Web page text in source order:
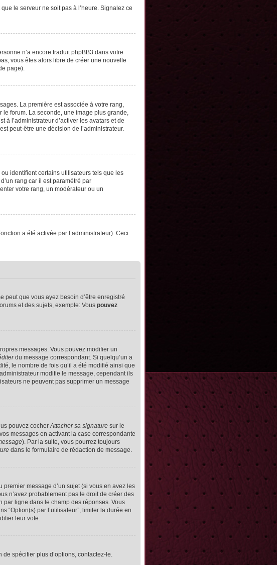
le serveur ne soit pas à l’heure. Signalez ce
n’a encore traduit phpBB3 dans votre
vous êtes alors libre de créer une nouvelle
page).
La première est associée à votre rang,
forum. La seconde, une image plus grande,
à l’administrateur d’activer les avatars et de
peut-être une décision de l’administrateur.
identifient certains utilisateurs tels que les
rang car il est paramétré par
votre rang, un modérateur ou un
a été activée par l’administrateur). Ceci
peut que vous ayez besoin d’être enregistré
et des sujets, exemple: Vous pouvez
messages. Vous pouvez modifier un
du message correspondant. Si quelqu’un a
le nombre de fois qu’il a été modifié ainsi que
modifie le message, cependant ils
ne peuvent pas supprimer un message
pouvez cocherAttacher sa signature sur le
messages en activant la case correspondante
). Par la suite, vous pourrez toujours
dans le formulaire de rédaction de message.
premier message d’un sujet (si vous en avez les
n’avez probablement pas le droit de créer des
ligne dans le champ des réponses. Vous
“Option(s) par l’utilisateur”, limiter la durée en
leur vote.
de spécifier plus d’options, contactez-le.